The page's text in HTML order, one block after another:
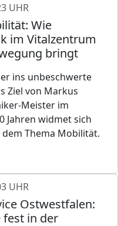
UHR
Wie
im Vitalzentrum
bringt
ins unbeschwerte
Ziel von Markus
Meister im
Jahren widmet sich
Thema Mobilität.
UHR
Ostwestfalen:
fest in der